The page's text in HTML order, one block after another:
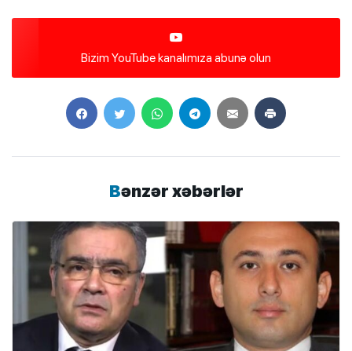
Bizim YouTube kanalımıza abunə olun
Bənzər xəbərlər